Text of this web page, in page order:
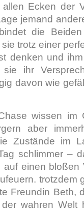
Ecken der
jemand
die
trotz einer
denken und
sie ihr
davon wie
wissen im
aber
Zustände im
schlimmer –
auf einen bloßen
trotzdem
Freundin Beth,
wahren Welt